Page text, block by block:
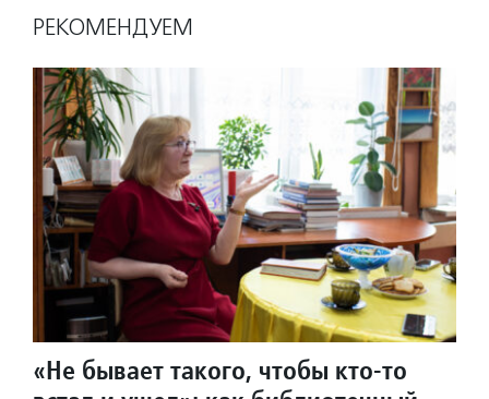
РЕКОМЕНДУЕМ
«Не бывает такого, чтобы кто-то